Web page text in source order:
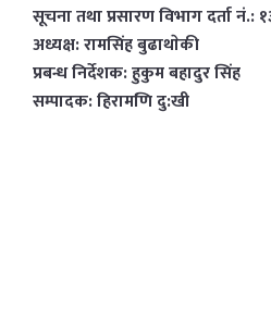
सूचना तथा प्रसारण विभाग दर्ता
अध्यक्ष: रामसिंह बुढाथाेकी
प्रबन्ध निर्देशक: हुकुम बहादुर सिंह
सम्पादक: हिरामणि दु:खी